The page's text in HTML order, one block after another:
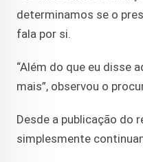
determinamos se o
fala por si.
“Além do que eu disse
mais”, observou o
Desde a publicação do
simplesmente